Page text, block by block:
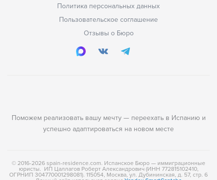
Политика персональных данных
Пользовательское соглашение
Отзывы о Бюро
Поможем реализовать вашу мечту — переехать в Испанию и
успешно адаптироваться на новом месте
© 2016-2026 spain-residence.com. Испанское Бюро — иммиграционные
юристы. ИП Цаллагов Роберт Александрович (ИНН 772815102410,
ОГРНИП 304770001298081). 115054, Москва, ул. Дубининская, д. 57, стр. 6